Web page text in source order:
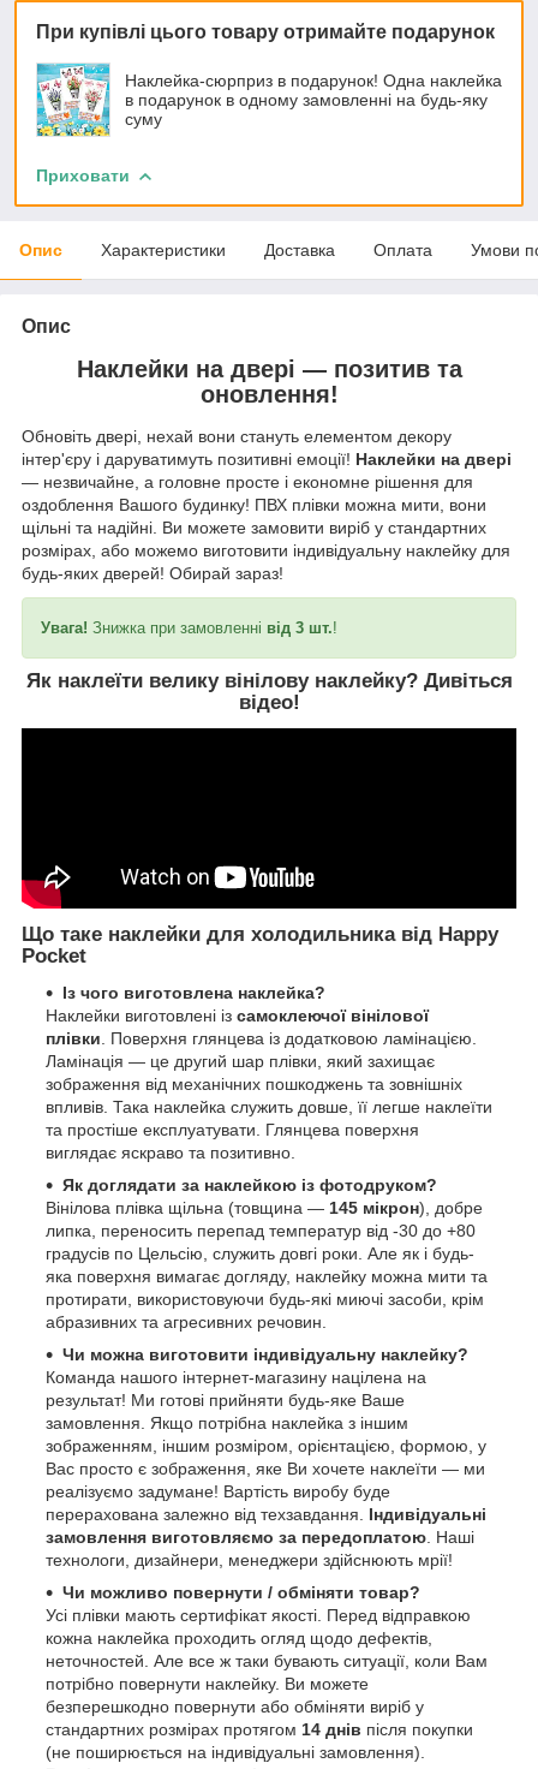
При купівлі цього товару отримайте подарунок
Наклейка-сюрприз в подарунок! Одна наклейка
в подарунок в одному замовленні на будь-яку
суму
Приховати
Опис Характеристики Доставка Оплата Умови
Опис
Наклейки на двері — позитив та
оновлення!
Обновіть двері, нехай вони стануть елементом декору
інтер'єру і даруватимуть позитивні емоції! Наклейки на двері
— незвичайне, а головне просте і економне рішення для
оздоблення Вашого будинку! ПВХ плівки можна мити, вони
щільні та надійні. Ви можете замовити виріб у стандартних
розмірах, або можемо виготовити індивідуальну наклейку для
будь-яких дверей! Обирай зараз!
Увага! Знижка при замовленні від 3 шт.!
Як наклеїти велику вінілову наклейку? Дивіться
відео!
Що таке наклейки для холодильника від Happy
Pocket
Із чого виготовлена наклейка?
Наклейки виготовлені із самоклеючої вінілової
плівки . Поверхня глянцева із додатковою ламінацією.
Ламінація — це другий шар плівки, який захищає
зображення від механічних пошкоджень та зовнішніх
впливів. Така наклейка служить довше, її легше наклеїти
та простіше експлуатувати. Глянцева поверхня
виглядає яскраво та позитивно.
Як доглядати за наклейкою із фотодруком?
Вінілова плівка щільна (товщина — 145 мікрон), добре
липка, переносить перепад температур від -30 до +80
градусів по Цельсію, служить довгі роки. Але як і будь-
яка поверхня вимагає догляду, наклейку можна мити та
протирати, використовуючи будь-які миючі засоби, крім
абразивних та агресивних речовин.
Чи можна виготовити індивідуальну наклейку?
Команда нашого інтернет-магазину націлена на
результат! Ми готові прийняти будь-яке Ваше
замовлення. Якщо потрібна наклейка з іншим
зображенням, іншим розміром, орієнтацією, формою, у
Вас просто є зображення, яке Ви хочете наклеїти — ми
реалізуємо задумане! Вартість виробу буде
перерахована залежно від техзавдання. Індивідуальні
замовлення виготовляємо за передоплатою . Наші
технологи, дизайнери, менеджери здійснюють мрії!
Чи можливо повернути / обміняти товар?
Усі плівки мають сертифікат якості. Перед відправкою
кожна наклейка проходить огляд щодо дефектів,
неточностей. Але все ж таки бувають ситуації, коли Вам
потрібно повернути наклейку. Ви можете
безперешкодно повернути або обміняти виріб у
стандартних розмірах протягом 14 днів після покупки
(не поширюється на індивідуальні замовлення).